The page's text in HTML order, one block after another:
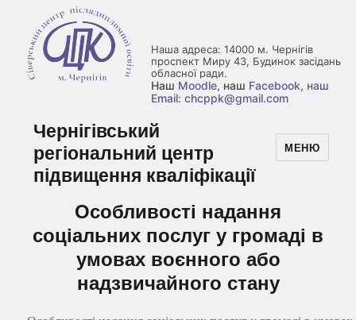
Наша адреса: 14000 м. Чернігів
проспект Миру 43, Будинок засідань
обласної ради.
Наш Moodle, наш Facebook, наш
Email: chcppk@gmail.com
Чернігівський
регіональний центр
підвищення кваліфікації
МЕНЮ
Особливості надання
соціальних послуг у громаді в
умовах воєнного або
надзвичайного стану